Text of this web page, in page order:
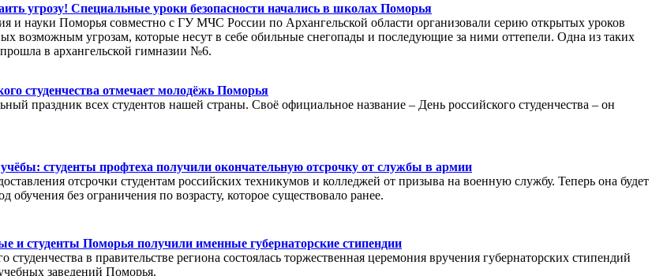
угрозу! Специальные уроки безопасности начались в школах Поморья
и науки Поморья совместно с ГУ МЧС России по Архангельской области организовали серию открытых уроков
возможным угрозам, которые несут в себе обильные снегопады и последующие за ними оттепели. Одна из таких
в архангельской гимназии №6.
студенчества отмечает молодёжь Поморья
праздник всех студентов нашей страны. Своё официальное название – День российского студенчества – он
студенты профтеха получили окончательную отсрочку от службы в армии
отсрочки студентам российских техникумов и колледжей от призыва на военную службу. Теперь она будет
обучения без ограничения по возрасту, которое существовало ранее.
и студенты Поморья получили именные губернаторские стипендии
студенчества в правительстве региона состоялась торжественная церемония вручения губернаторских стипендий
заведений Поморья.